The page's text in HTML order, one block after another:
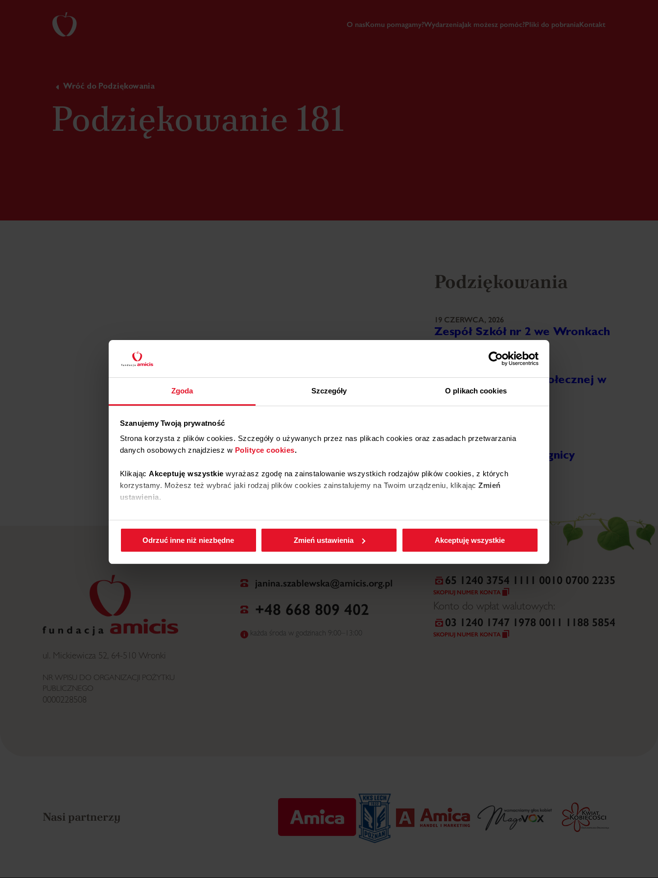
Zgoda Szczegóły O plikach cookies
Szanujemy Twoją prywatność
Strona korzysta z plików cookies. Szczegóły o używanych przez nas plikach cookies oraz zasadach przetwarzania
danych osobowych znajdziesz w Polityce cookies.
Klikając Akceptuję wszystkie wyrażasz zgodę na zainstalowanie wszystkich rodzajów plików cookies, z których
korzystamy. Możesz też wybrać jaki rodzaj plików cookies zainstalujemy na Twoim urządzeniu, klikając Zmień
ustawienia.
W każdej chwili możesz zmienić wybrane przez Ciebie ustawienia plików cookies wchodząc w zakładkęPolityka
Odrzuć inne niż niezbędne
Zmień ustawienia Akceptuję wszystkie
O nasKomu pomagamy?WydarzeniaJak możesz pomóc?Pliki do pobraniaKontakt
Wróć do Podziękowania
Podziękowanie 181
Podziękowania
19 CZERWCA, 2026
Zespół Szkół nr 2 we Wronkach
18 CZERWCA, 2026
Ośrodek Pomocy Społecznej w
Ostrorogu
Więcej
Wojewódzki Szpital
Specjalistyczny w Legnicy
Więcej
ul. Mickiewicza 52, 64-510 Wronki
NR WPISU DO ORGANIZACJI POŻYTKU
PUBLICZNEGO
0000228508
janina.szablewska@amicis.org.pl
+48 668 809 402
każda środa w godzinach 9:00–13:00
65 1240 3754 1111 0010 0700 2235
SKOPIUJ NUMER KONTA
Konto do wpłat walutowych:
03 1240 1747 1978 0011 1188 5854
SKOPIUJ NUMER KONTA
Nasi partnerzy